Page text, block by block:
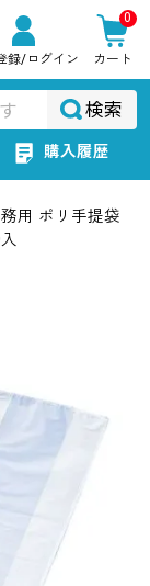
録/ログイン
0
カート
検索
購入履歴
用 ポリ手提袋